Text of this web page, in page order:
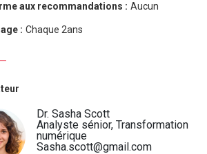
aux recommandations : Aucun
: Chaque 2ans
Dr. Sasha Scott
Analyste sénior, Transformation
numérique
Sasha.scott@gmail.com